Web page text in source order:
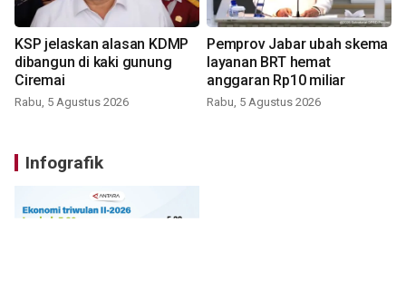
KSP jelaskan alasan KDMP
dibangun di kaki gunung
Ciremai
Rabu, 5 Agustus 2026
Pemprov Jabar ubah skema
layanan BRT hemat
anggaran Rp10 miliar
Rabu, 5 Agustus 2026
Infografik